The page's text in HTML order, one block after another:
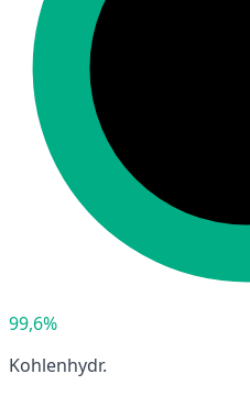
99,6%
Kohlenhydr.